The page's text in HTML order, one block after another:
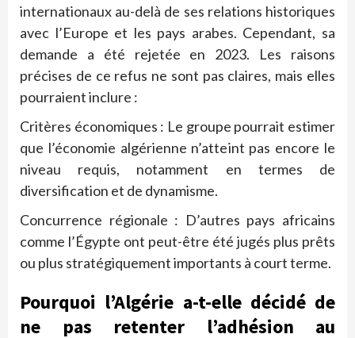
internationaux au-delà de ses relations historiques
avec l’Europe et les pays arabes. Cependant, sa
demande a été rejetée en 2023. Les raisons
précises de ce refus ne sont pas claires, mais elles
pourraient inclure :
Critères économiques : Le groupe pourrait estimer
que l’économie algérienne n’atteint pas encore le
niveau requis, notamment en termes de
diversification et de dynamisme.
Concurrence régionale : D’autres pays africains
comme l’Égypte ont peut-être été jugés plus prêts
ou plus stratégiquement importants à court terme.
Pourquoi l’Algérie a-t-elle décidé de
ne pas retenter l’adhésion au